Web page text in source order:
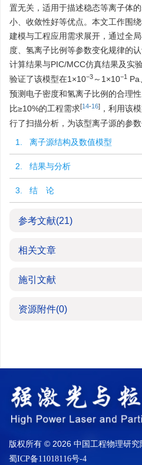
置无关，适用于描述稳态等离子体
小、收敛性好等优点。本文工作围
建模与工程应用需求展开，通过全
度、氢离子比例等参数变化规律的
计算结果与PIC/MCC仿真结果及实
验证了该模型在1×10−3 ～1×10−1 Pa
预测电子密度和氢离子比例的合理
比≥10%的工程需求[14-16] ，利用该
行了扫描分析，为该型离子源的参
1. 离子源结构及数值模型
2. 结果与分析
3. 结 论
参考文献(21)
相关文章
施引文献
资源附件(0)
版权所有 © 2026 中国工程物理研究
蜀ICP备11018116号-4